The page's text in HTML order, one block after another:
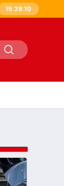
Genel
15:28:11